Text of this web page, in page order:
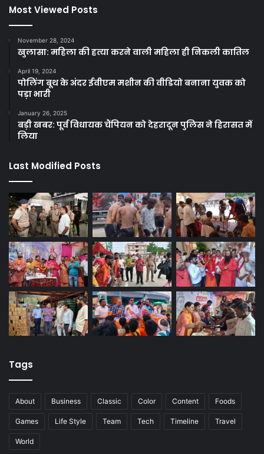
Most Viewed Posts
November 28, 2024
खुलासा: महिला की हत्या करने वाली महिला ही निकली कातिल
April 19, 2024
पोलिंग बूथ के अंदर ईवीएम मशीन की वीडियो बनाना युवक को
पड़ा भारी
January 26, 2025
बड़ी खबर: पूर्व विधायक चैंपियन को देहरादून पुलिस ने हिरासत में
लिया
Last Modified Posts
Tags
About Business Classic Color Content Foods
Games Life Style Team Tech Timeline Travel
World